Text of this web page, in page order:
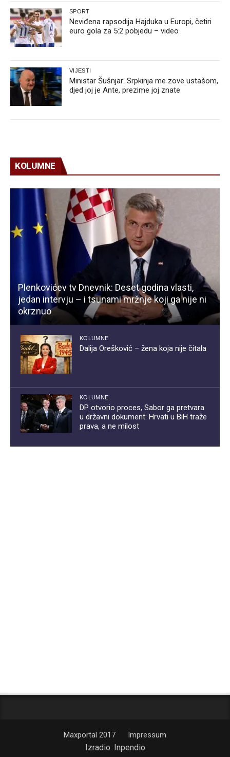
SPORT
Neviđena rapsodija Hajduka u Europi, četiri
euro gola za 5:2 pobjedu – video
VIJESTI
Ministar Šušnjar: Srpkinja me zove ustašom,
djed joj je Ante, prezime joj znate
KOLUMNE
Plenkovićev tv Dnevnik: Deset godina vlasti,
jedan intervju – i tsunami mržnje koji ga nije ni
okrznuo
KOLUMNE
Dalija Orešković – žena koja nije čitala
KOLUMNE
DP otvorio proces, Sabor ga pretvara
u državni dokument: Hrvati u BiH traže
prava, a ne milost
Maxportal 2017 Impressum
Izradio: Inpendio